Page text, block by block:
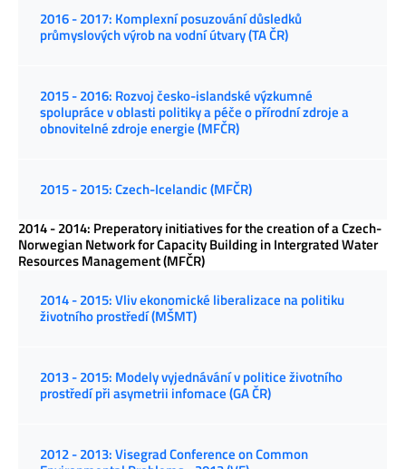
2016 - 2017: Komplexní posuzování důsledků
průmyslových výrob na vodní útvary (TA ČR)
2015 - 2016: Rozvoj česko-islandské výzkumné
spolupráce v oblasti politiky a péče o přírodní zdroje a
obnovitelné zdroje energie (MFČR)
2015 - 2015: Czech-Icelandic (MFČR)
2014 - 2014: Preperatory initiatives for the creation of a Czech-
Norwegian Network for Capacity Building in Intergrated Water
Resources Management (MFČR)
2014 - 2015: Vliv ekonomické liberalizace na politiku
životního prostředí (MŠMT)
2013 - 2015: Modely vyjednávání v politice životního
prostředí při asymetrii infomace (GA ČR)
2012 - 2013: Visegrad Conference on Common